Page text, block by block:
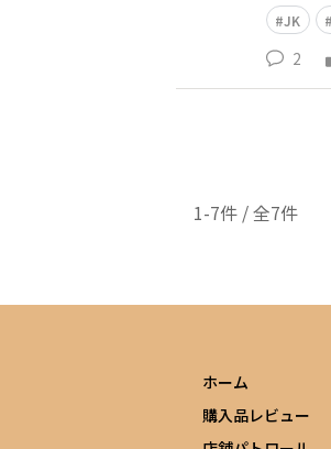
JK
2
1-7件 / 全7件
ホーム
購入品レビュー